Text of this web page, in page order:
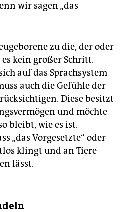
wir sagen „das
zu die, der oder
kein großer Schritt.
auf das Sprachsystem
auch die Gefühle der
Diese besitzt
und möchte
bleibt, wie es ist.
„das Vorgesetzte“ oder
klingt und an Tiere
lässt.